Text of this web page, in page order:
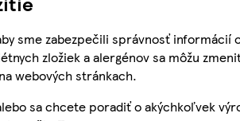
sme zabezpečili správnosť
zložiek a alergénov sa môžu
webových stránkach.
sa chcete poradiť o akýchkoľvek